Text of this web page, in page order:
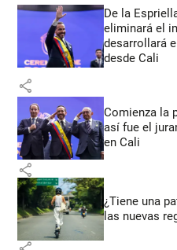
De la
eliminará el
desarrollará
desde Cali
share
Comienza la
así fue el
en Cali
share
¿Tiene una
las nuevas